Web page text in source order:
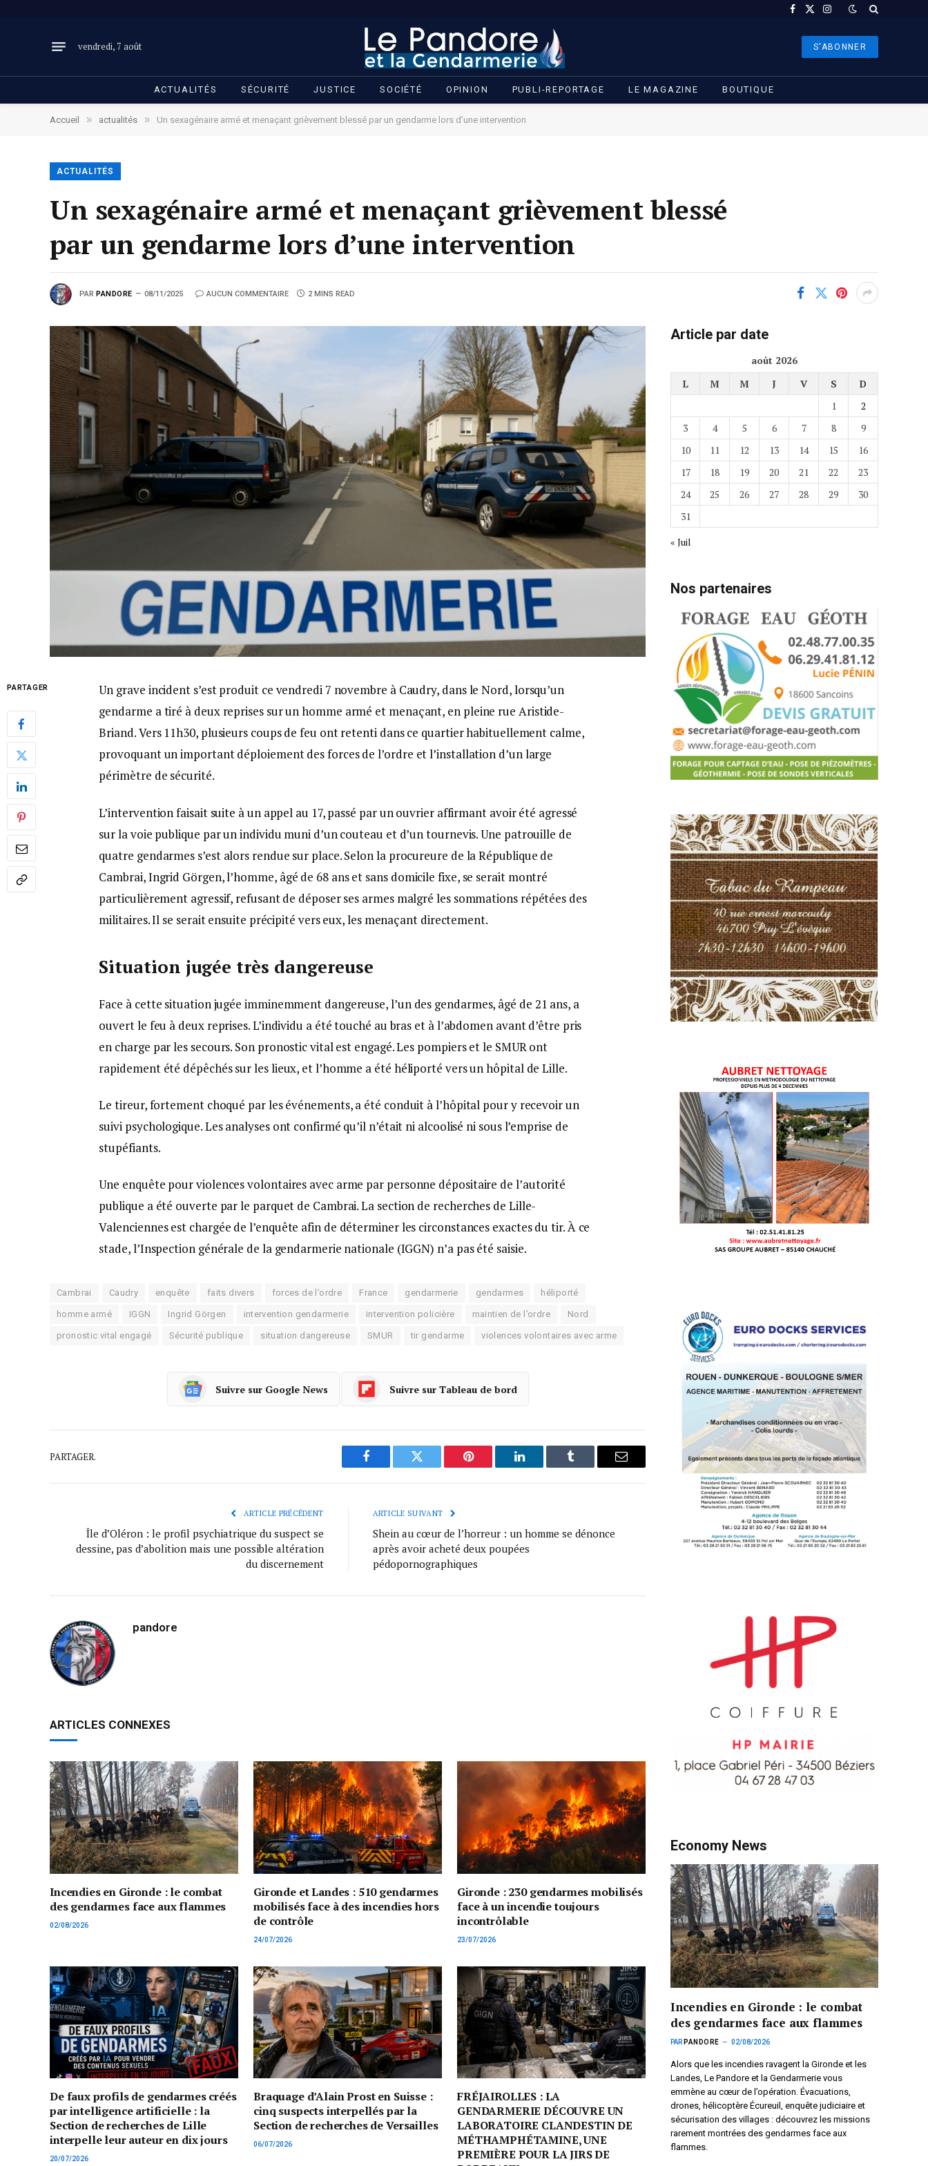
Facebook
X
Instagram
vendredi, 7 août S'ABONNER
ACTUALITÉS SÉCURITÉ JUSTICE SOCIÉTÉ OPINION PUBLI-REPORTAGE LE MAGAZINE BOUTIQUE
Accueil » actualités » Un sexagénaire armé et menaçant grièvement blessé par un gendarme lors d’une intervention
ACTUALITÉS
Un sexagénaire armé et menaçant grièvement blessé
par un gendarme lors d’une intervention
PAR PANDORE 08/11/2025 AUCUN COMMENTAIRE 2 MINS READ
PARTAGER
Un grave incident s’est produit ce vendredi 7 novembre à Caudry, dans le Nord, lorsqu’un
gendarme a tiré à deux reprises sur un homme armé et menaçant, en pleine rue Aristide-
Briand. Vers 11h30, plusieurs coups de feu ont retenti dans ce quartier habituellement calme,
provoquant un important déploiement des forces de l’ordre et l’installation d’un large
périmètre de sécurité.
L’intervention faisait suite à un appel au 17, passé par un ouvrier affirmant avoir été agressé
sur la voie publique par un individu muni d’un couteau et d’un tournevis. Une patrouille de
quatre gendarmes s’est alors rendue sur place. Selon la procureure de la République de
Cambrai, Ingrid Görgen, l’homme, âgé de 68 ans et sans domicile fixe, se serait montré
particulièrement agressif, refusant de déposer ses armes malgré les sommations répétées des
militaires. Il se serait ensuite précipité vers eux, les menaçant directement.
Situation jugée très dangereuse
Face à cette situation jugée imminemment dangereuse, l’un des gendarmes, âgé de 21 ans, a
ouvert le feu à deux reprises. L’individu a été touché au bras et à l’abdomen avant d’être pris
en charge par les secours. Son pronostic vital est engagé. Les pompiers et le SMUR ont
rapidement été dépêchés sur les lieux, et l’homme a été héliporté vers un hôpital de Lille.
Le tireur, fortement choqué par les événements, a été conduit à l’hôpital pour y recevoir un
suivi psychologique. Les analyses ont confirmé qu’il n’était ni alcoolisé ni sous l’emprise de
stupéfiants.
Une enquête pour violences volontaires avec arme par personne dépositaire de l’autorité
publique a été ouverte par le parquet de Cambrai. La section de recherches de Lille-
Valenciennes est chargée de l’enquête afin de déterminer les circonstances exactes du tir. À ce
stade, l’Inspection générale de la gendarmerie nationale (IGGN) n’a pas été saisie.
Cambrai Caudry enquête faits divers forces de l’ordre France gendarmerie gendarmes héliporté
homme armé IGGN Ingrid Görgen intervention gendarmerie intervention policière maintien de l’ordre Nord
pronostic vital engagé Sécurité publique situation dangereuse SMUR tir gendarme violences volontaires avec arme
Suivre sur Google News Suivre sur Tableau de bord
PARTAGER.
Facebook Twitter Pinterest LinkedIn Tumblr Courriel
ARTICLE PRÉCÉDENT
Île d’Oléron : le profil psychiatrique du suspect se
dessine, pas d’abolition mais une possible altération
du discernement
ARTICLE SUIVANT
Shein au cœur de l’horreur : un homme se dénonce
après avoir acheté deux poupées
pédopornographiques
pandore
ARTICLES CONNEXES
Incendies en Gironde : le combat
des gendarmes face aux flammes
02/08/2026
Gironde et Landes : 510 gendarmes
mobilisés face à des incendies hors
de contrôle
24/07/2026
Gironde : 230 gendarmes mobilisés
face à un incendie toujours
incontrôlable
23/07/2026
De faux profils de gendarmes créés
par intelligence artificielle : la
Section de recherches de Lille
interpelle leur auteur en dix jours
20/07/2026
Braquage d’Alain Prost en Suisse :
cinq suspects interpellés par la
Section de recherches de Versailles
06/07/2026
FRÉJAIROLLES : LA
GENDARMERIE DÉCOUVRE UN
LABORATOIRE CLANDESTIN DE
MÉTHAMPHÉTAMINE, UNE
PREMIÈRE POUR LA JIRS DE
Article par date
août 2026
L
M M J V S
D
1
2
3
4 5 6 7 8
9
10
11 12 13 14 15
16
17
18 19 20 21 22
23
24
25 26 27 28 29
30
31
« Juil
Nos partenaires
Economy News
Incendies en Gironde : le combat
des gendarmes face aux flammes
PAR PANDORE 02/08/2026
Alors que les incendies ravagent la Gironde et les
Landes, Le Pandore et la Gendarmerie vous
emmène au cœur de l’opération. Évacuations,
drones, hélicoptère Écureuil, enquête judiciaire et
sécurisation des villages : découvrez les missions
rarement montrées des gendarmes face aux
flammes.